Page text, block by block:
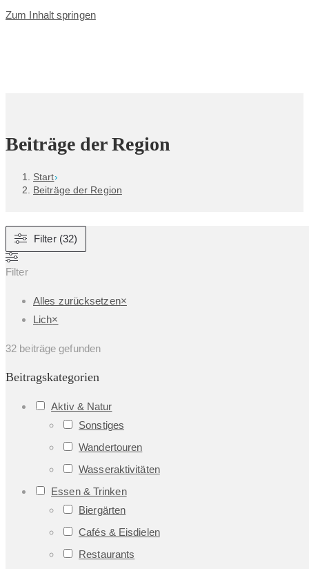
Zum Inhalt springen
Beiträge der Region
Start›
Beiträge der Region
Filter (32)
Filter
Alles zurücksetzen×
Lich×
32 beiträge gefunden
Beitragskategorien
Aktiv & Natur
Sonstiges
Wandertouren
Wasseraktivitäten
Essen & Trinken
Biergärten
Cafés & Eisdielen
Restaurants